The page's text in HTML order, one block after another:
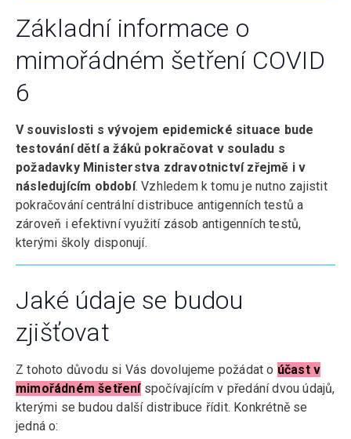
Základní informace o
mimořádném šetření COVID
6
V souvislosti s vývojem epidemické situace bude
testování dětí a žáků pokračovat v souladu s
požadavky Ministerstva zdravotnictví zřejmě i v
následujícím období. Vzhledem k tomu je nutno zajistit
pokračování centrální distribuce antigenních testů a
zároveň i efektivní využití zásob antigenních testů,
kterými školy disponují.
Jaké údaje se budou
zjišťovat
Z tohoto důvodu si Vás dovolujeme požádat o účast v
mimořádném šetřeníspočívajícím v předání dvou údajů,
kterými se budou další distribuce řídit. Konkrétně se
jedná o: